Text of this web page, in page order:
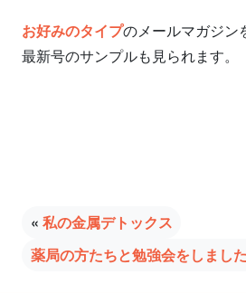
お好みのタイプのメールマガジン
最新号のサンプルも見られます。
« 私の金属デトックス
薬局の方たちと勉強会をしました